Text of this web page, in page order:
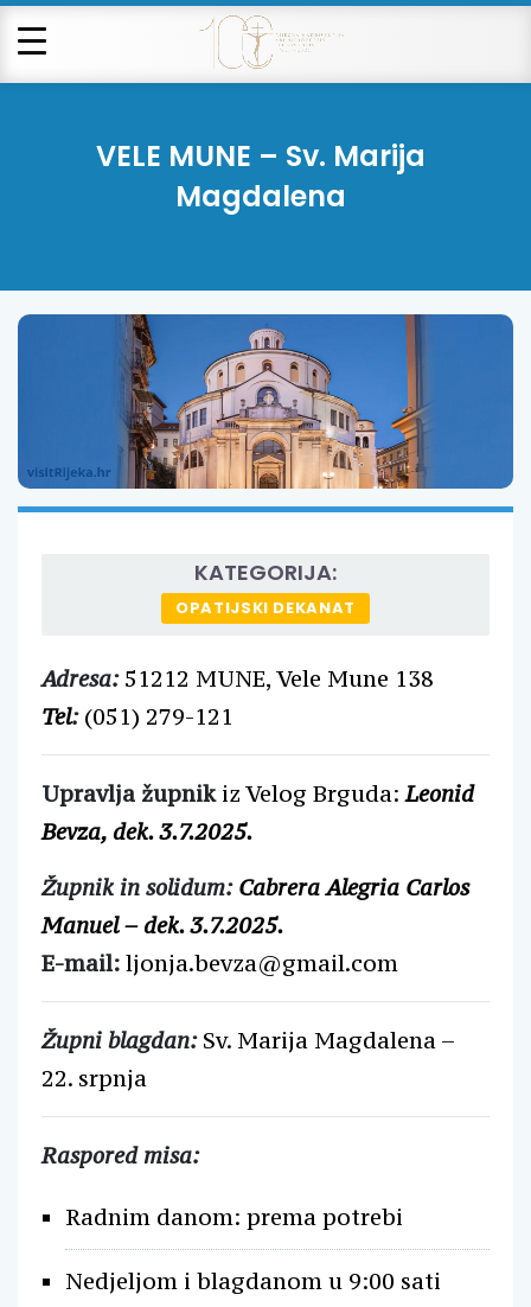
VELE MUNE – Sv. Marija
Magdalena
KATEGORIJA:
OPATIJSKI DEKANAT
Adresa:51212 MUNE, Vele Mune 138
Tel: (051) 279-121
Upravlja župnik iz Velog Brguda:Leonid
Bevza, dek. 3.7.2025.
Župnik in solidum: Cabrera Alegria Carlos
Manuel – dek. 3.7.2025.
E-mail: ljonja.bevza@gmail.com
Župni blagdan:Sv. Marija Magdalena –
22. srpnja
Raspored misa:
Radnim danom: prema potrebi
Nedjeljom i blagdanom u 9:00 sati